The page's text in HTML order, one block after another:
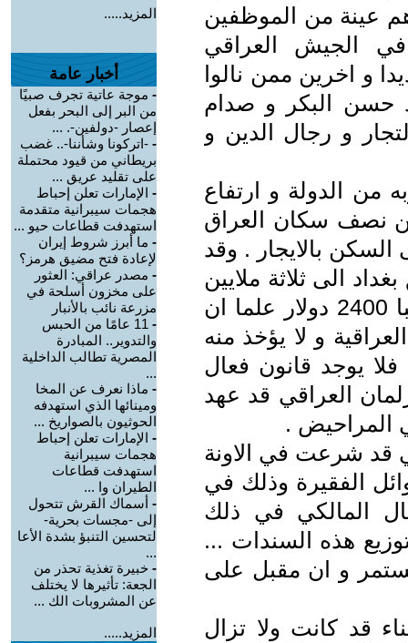
عينة من الموظفين
الجيش العراقي
و اخرين ممن نالوا
حسن البكر و صدام
و رجال الدين و
من الدولة و ارتفاع
نصف سكان العراق
بالايجار . وقد
الى ثلاثة ملايين
دينار في الشهر وهو مبلغ يعادل تقريبا 2400 دولار علما ان
و لا يؤخذ منه
يوجد قانون فعال
العراقي قد عهد
المراحيض .
قد شرعت في الاونة
الفقيرة وذلك في
المالكي في ذلك
هذه السندات ...
و ان مقبل على
قد كانت ولا تزال
المزيد.....
أخبار عامة
- موجة عاتية تجرف صبيًا
من البر إلى البحر بفعل
إعصار -دولفين-. ...
- -اتركونا وشأننا-.. غضب
بريطاني من قيود محتملة
على تقليد عريق ...
- الإمارات تعلن إحباط
هجمات سيبرانية متقدمة
استهدفت قطاعات حيو ...
- ما أبرز شروط إيران
لإعادة فتح مضيق هرمز؟
- مصدر عراقي: العثور
على مخزون أسلحة في
مزرعة نائب بالأنبار
-
11 عامًا من الحبس
والتدوير.. المبادرة
المصرية تطالب الداخلية
...
- ماذا نعرف عن المخا
ومينائها الذي استهدفه
الحوثيون بالصواريخ ...
- الإمارات تعلن إحباط
هجمات سيبرانية
استهدفت قطاعات
الطيران وا ...
- أسماك القرش تتحول
إلى -مجسات بحرية-
لتحسين التنبؤ بشدة الأعا
...
- خبيرة تغذية تحذر من
الجعة: تأثيرها لا يختلف
عن المشروبات الك ...
المزيد.....